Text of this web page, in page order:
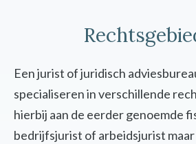
Een jurist of juridisch
specialiseren in verschillende
hierbij aan de eerder genoemde
bedrijfsjurist of arbeidsjurist